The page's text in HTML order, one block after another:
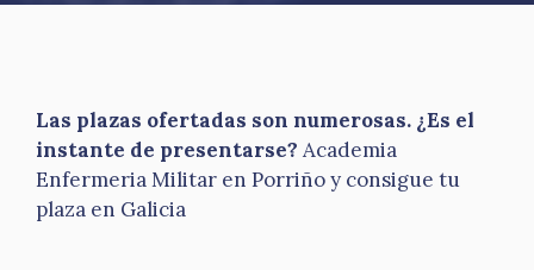
Las plazas ofertadas son numerosas. ¿Es el
instante de presentarse? Academia
Enfermeria Militar en Porriño y consigue tu
plaza en Galicia